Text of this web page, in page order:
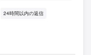
24時間以内の返信